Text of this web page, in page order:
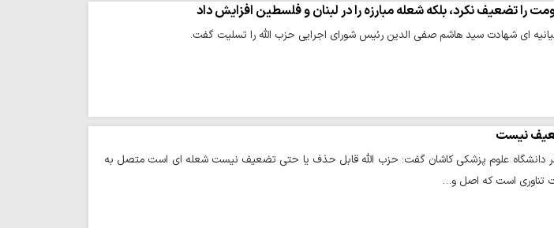
را تضعیف نکرد، بلکه شعله مبارزه را در لبنان و فلسطین افزایش داد
ای شهادت سید هاشم صفی الدین رئیس شورای اجرایی حزب الله را تسلیت گفت.
نیست
دانشگاه علوم پزشکی کاشان گفت: حزب الله قابل حذف یا حتی تضعیف نیست شعله ای است متصل به
تناوری است که اصل و…